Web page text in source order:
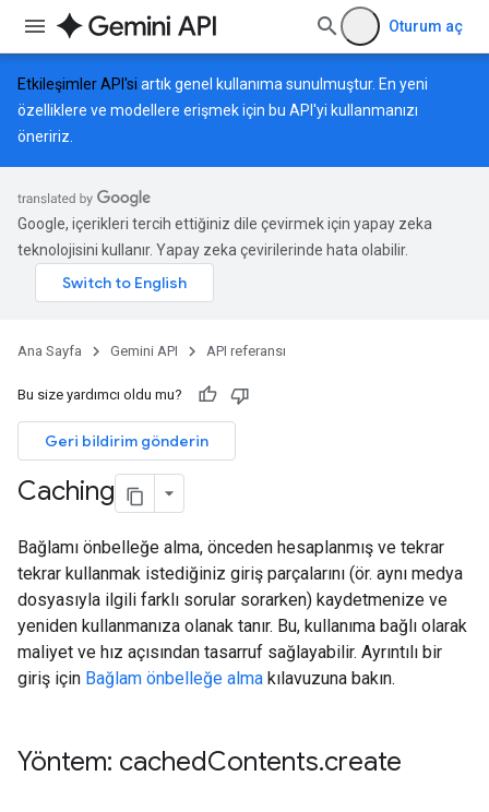
Oturum aç
Etkileşimler API'si artık genel kullanıma sunulmuştur. En yeni
özelliklere ve modellere erişmek için bu API'yi kullanmanızı
öneririz.
Google, içerikleri tercih ettiğiniz dile çevirmek için yapay zeka
teknolojisini kullanır. Yapay zeka çevirilerinde hata olabilir.
Ana Sayfa Gemini API API referansı
Bu size yardımcı oldu mu?
Geri bildirim gönderin
Caching
Bağlamı önbelleğe alma, önceden hesaplanmış ve tekrar
tekrar kullanmak istediğiniz giriş parçalarını (ör. aynı medya
dosyasıyla ilgili farklı sorular sorarken) kaydetmenize ve
yeniden kullanmanıza olanak tanır. Bu, kullanıma bağlı olarak
maliyet ve hız açısından tasarruf sağlayabilir. Ayrıntılı bir
giriş için Bağlam önbelleğe alma kılavuzuna bakın.
Yöntem: cachedContents.create